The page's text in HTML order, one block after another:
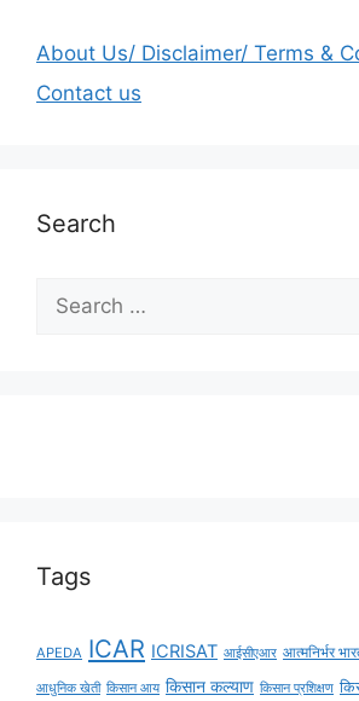
About Us/ Disclaimer/ Terms &
Contact us
Search
Tags
APEDA ICAR ICRISAT आईसीएआर आत्मनिर्भर
आधुनिक खेती किसान आय किसान कल्याण किसान प्रशिक्षण